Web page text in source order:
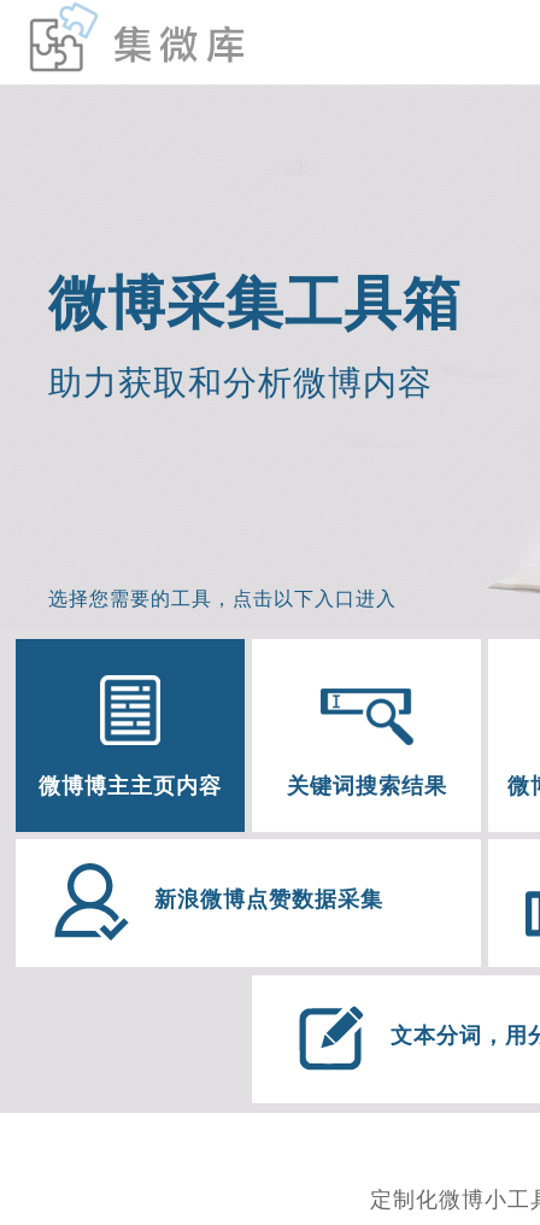
微博采集工具箱
助力获取和分析微博内容
选择您需要的工具，点击以下入口进入
微博博主主页内容 关键词搜索结果 微
新浪微博点赞数据采集
文本分词，用
定制化微博小工